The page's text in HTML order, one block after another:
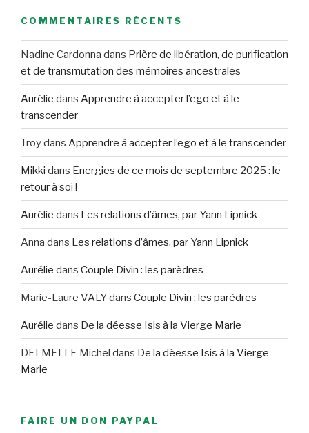
COMMENTAIRES RÉCENTS
Nadine Cardonna dans Prière de libération, de purification
et de transmutation des mémoires ancestrales
Aurélie dans Apprendre à accepter l’ego et à le
transcender
Troydans Apprendre à accepter l’ego et à le transcender
Mikki dans Energies de ce mois de septembre 2025 : le
retour à soi !
Aurélie dans Les relations d’âmes, par Yann Lipnick
Anna dans Les relations d’âmes, par Yann Lipnick
Aurélie dans Couple Divin : les parèdres
Marie-Laure VALYdans Couple Divin : les parèdres
Aurélie dans De la déesse Isis à la Vierge Marie
DELMELLE Michel dans De la déesse Isis à la Vierge
Marie
FAIRE UN DON PAYPAL